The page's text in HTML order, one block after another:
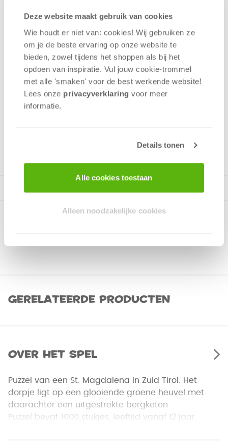
Deze website maakt gebruik van cookies
Wie houdt er niet van: cookies! Wij gebruiken ze
om je de beste ervaring op onze website te
bieden, zowel tijdens het shoppen als bij het
opdoen van inspiratie. Vul jouw cookie-trommel
met alle 'smaken' voor de best werkende website​!
Lees onze privacyverklaring voor meer
informatie.
Details tonen
Alle cookies toestaan
Alleen noodzakelijke cookies
UIT HET ASSORTIMENT
Puzzel van een St. Magdalena in Zuid Tirol. Puzzel bevat 1000
stukjes, leeftijd vanaf 12 jaar.
Gerelateerde producten
Over het spel
Puzzel van een St. Magdalena in Zuid Tirol. Het
dorpje ligt op een glooiende groene heuvel met
daarachter een uitgestrekte bergketen.
Puzzel bevat 1000 stukjes, leeftijd vanaf 12 jaar.